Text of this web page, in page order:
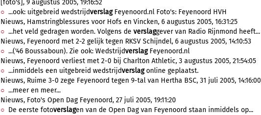
[foto's], 9 augustus 2005, 19:16:52
...ook: uitgebreid wedstrijdverslagFeyenoord.nl Foto's: Feyenoord HVH
Nieuws, Hamstringblessures voor Hofs en Vincken, 6 augustus 2005, 16:31:25
...het veld gedragen worden. Volgens de verslaggever van Radio Rijnmond heeft...
Nieuws, Feyenoord met 2-2 gelijk tegen RKSV Schijndel, 6 augustus 2005, 14:10:53
...('46 Boussaboun). Zie ook: WedstrijdverslagFeyenoord.nl
Nieuws, Feyenoord verliest met 2-0 bij Charlton Athletic, 3 augustus 2005, 21:54:05
...inmiddels een uitgebreid wedstrijdverslagonline geplaatst.
Nieuws, Ruime 3-0 zege Feyenoord tegen 9-tal van Hertha BSC, 31 juli 2005, 14:16:00
...meer en meer...
Nieuws, Foto's Open Dag Feyenoord, 27 juli 2005, 19:11:20
De eerste fotoverslagen van de Open Dag van Feyenoord staan inmiddels op...